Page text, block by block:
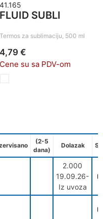
41.165
FLUID SUBLI
Termos za sublimaciju, 500 ml
4,79 €
Cene su sa PDV-om
(2-5
dana)
Dolazak
2.000
19.09.26-
Iz uvoza